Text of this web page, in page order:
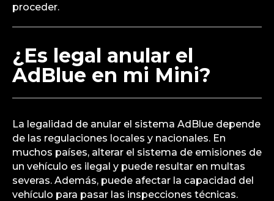
proceder.
¿Es legal anular el
AdBlue en mi Mini?
La legalidad de anular el sistema AdBlue depende
de las regulaciones locales y nacionales. En
muchos países, alterar el sistema de emisiones de
un vehículo es ilegal y puede resultar en multas
severas. Además, puede afectar la capacidad del
vehículo para pasar las inspecciones técnicas.